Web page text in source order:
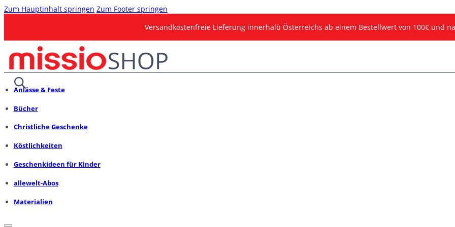
Zum Hauptinhalt springen Zum Footer springen
Versandkostenfreie Lieferung innerhalb Österreichs ab einem Bestellwert von 100€ und
Anlässe & Feste
Bücher
Christliche Geschenke
Köstlichkeiten
Geschenkideen für Kinder
allewelt-Abos
Materialien